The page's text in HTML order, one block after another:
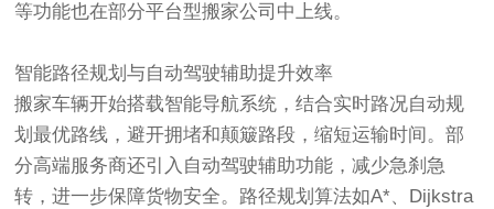
等功能也在部分平台型搬家公司中上线。
智能路径规划与自动驾驶辅助提升效率‌
搬家车辆开始搭载智能导航系统，结合实时路况自动规
划最优路线，避开拥堵和颠簸路段，缩短运输时间。部
分高端服务商还引入自动驾驶辅助功能，减少急刹急
转，进一步保障货物安全。路径规划算法如A*、Dijkstra